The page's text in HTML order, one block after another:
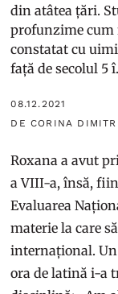
din atâtea țări.
profunzime cum
constatat cu
față de secolul 5
08.12.2021
DE CORINA
Roxana a avut
a VIII-a, însă,
Evaluarea
materie la care
internațional. Un
ora de latină i-a